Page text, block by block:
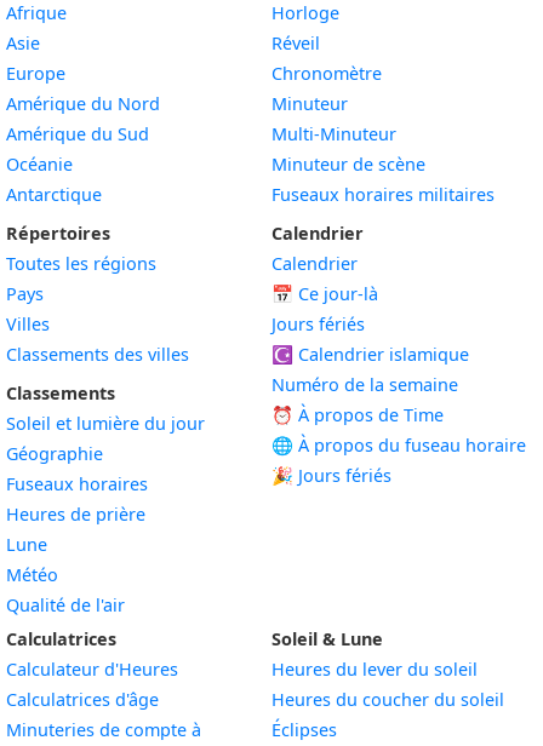
Afrique
Asie
Europe
Amérique du Nord
Amérique du Sud
Océanie
Antarctique
Répertoires
Toutes les régions
Pays
Villes
Classements des villes
Classements
Soleil et lumière du jour
Géographie
Fuseaux horaires
Heures de prière
Lune
Météo
Qualité de l'air
Horloge
Réveil
Chronomètre
Minuteur
Multi-Minuteur
Minuteur de scène
Fuseaux horaires militaires
Calendrier
Calendrier
📅 Ce jour-là
Jours fériés
☪️ Calendrier islamique
Numéro de la semaine
⏰ À propos de Time
🌐 À propos du fuseau horaire
🎉 Jours fériés
Calculatrices
Calculateur d'Heures
Calculatrices d'âge
Minuteries de compte à
Soleil & Lune
Heures du lever du soleil
Heures du coucher du soleil
Éclipses